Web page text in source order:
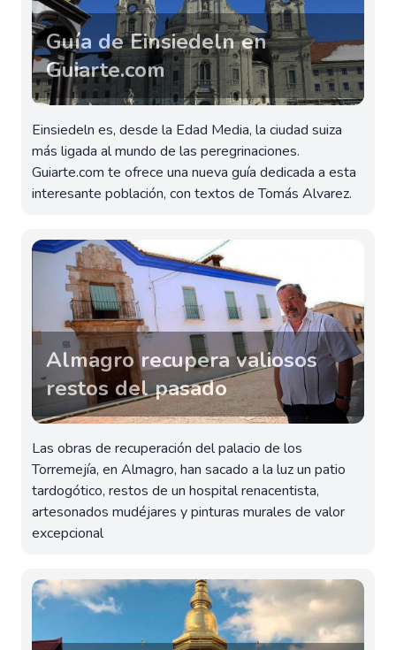
Guía de Einsiedeln en
Guiarte.com
Einsiedeln es, desde la Edad Media, la ciudad suiza
más ligada al mundo de las peregrinaciones.
Guiarte.com te ofrece una nueva guía dedicada a esta
interesante población, con textos de Tomás Alvarez.
Almagro recupera valiosos
restos del pasado
Las obras de recuperación del palacio de los
Torremejía, en Almagro, han sacado a la luz un patio
tardogótico, restos de un hospital renacentista,
artesonados mudéjares y pinturas murales de valor
excepcional